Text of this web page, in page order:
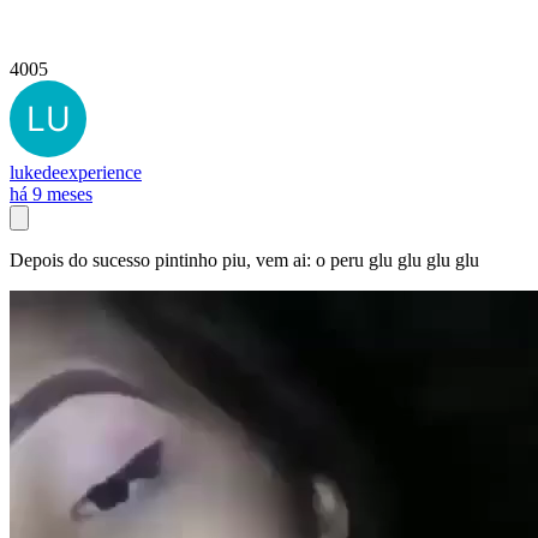
4005
lukedeexperience
há 9 meses
Depois do sucesso pintinho piu, vem ai: o peru glu glu glu glu